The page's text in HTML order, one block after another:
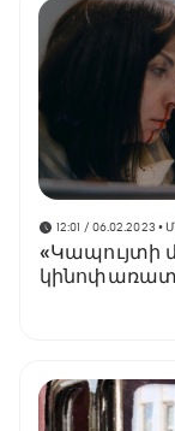
12:01 / 06.02.2023 •
«Կապույտի